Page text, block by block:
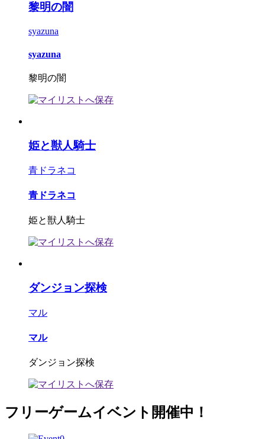
黎明の闇
syazuna
syazuna
黎明の闇
姫と獣人騎士
青ドラネコ
青ドラネコ
姫と獣人騎士
ダンジョン探検
マル
マル
ダンジョン探検
フリーゲームイベント開催中！